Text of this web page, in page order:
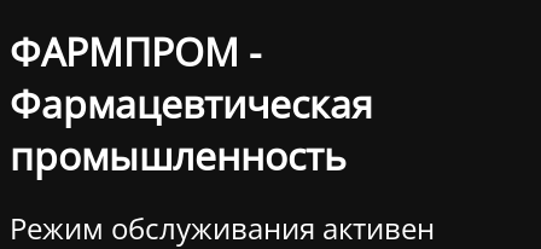
ФАРМПРОМ -
Фармацевтическая
промышленность
Режим обслуживания активен